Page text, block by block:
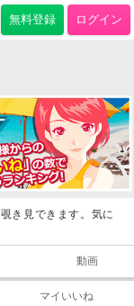
無料登録 ログイン
き見できます。気に
動画
マイいいね